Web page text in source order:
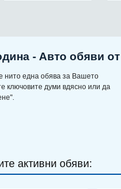
- Авто обяви
една обява за Вашето
ключовите думи вдясно или да
активни обяви: